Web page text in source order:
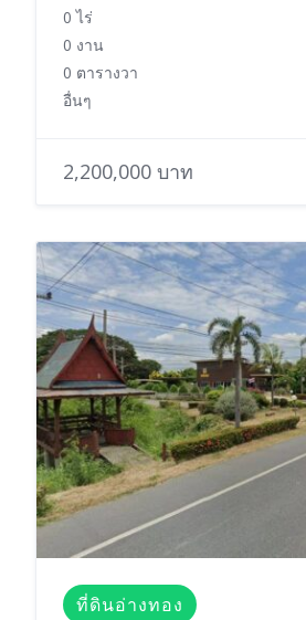
0 ไร่
0 งาน
0 ตารางวา
อื่นๆ
2,200,000 บาท
ที่ดินอ่างทอง